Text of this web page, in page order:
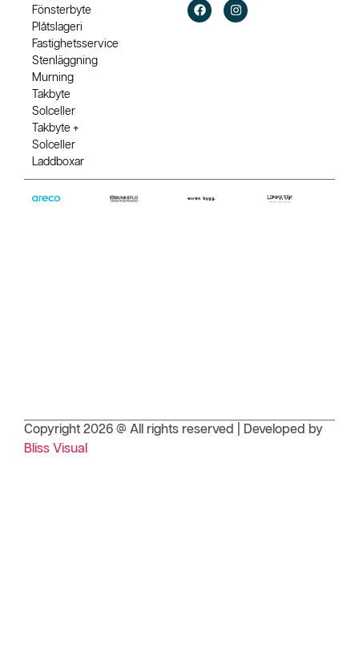
Fönsterbyte
Plåtslageri
Fastighetsservice
Stenläggning
Murning
Takbyte
Solceller
Takbyte +
Solceller
Laddboxar
Copyright 2026 @ All rights reserved | Developed by
Bliss Visual